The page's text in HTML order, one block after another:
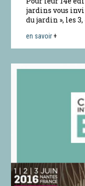
jardins vous
du jardin », les 3,
en savoir+